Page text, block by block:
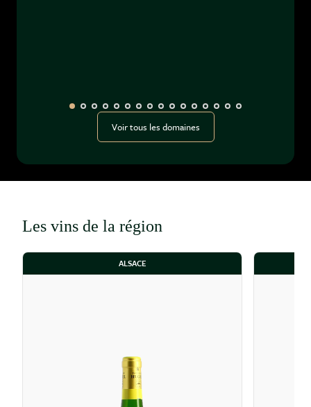
Voir tous les domaines
Les vins de la région
ALSACE